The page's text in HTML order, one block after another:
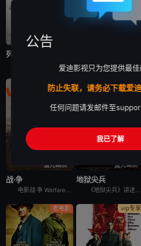
蓝光画质
列宁格勒
1941年第二次世界大战肆虐时期，德国纳粹入侵苏联。在经历长达4个月的攻坚战无果后，希特勒决定用饥饿和围困的方式夺取列宁格勒。纳粹围城三年，尸横遍野的列宁格勒成为一座死亡之城。 &nbsp; &n 电影东方 De Oost讲述的是：一名年轻的荷兰士兵被部署在荷兰的印度尼西亚殖民地镇压二战后的独立运动，当他加入越来越无情的指挥官精英小队时，他发现自己在责任和良心之间左右为难。
剧情
蓝光画质
战·争
电影战·争 Warfare讲述的是：一支海豹突击队奉命在伊拉克设立哨站，执行监视任务期间，突然被敌军大举围攻。敌众我寡，在猛烈炮火攻击下，他们唯有死守哨站，等候援兵及装甲车抵达。然而同袍伤重垂危，
战争
蓝光画质
地狱尖兵
《地狱尖兵》讲述的是：在一名呼啸山庄战士的带领下，冲锋队面临着一项艰巨的任务:控制市中心的高楼大厦。坦克和装甲运兵车本应让任务变得轻松，但被大型迫击炮和无人机所掩盖的激烈抵抗却削弱了攻击的优势。战
老电影 vip专享
公告
爱迪影视只为您提供最佳
防止失联，请务必下载爱
任何问题请发邮件至
我已了解